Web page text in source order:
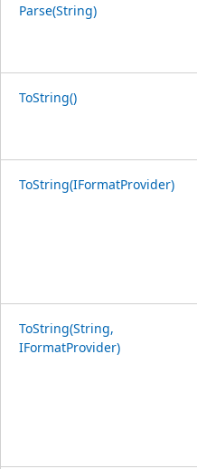
Parse(String)
ToString()
ToString(IFormatProvider)
ToString(String,
IFormatProvider)